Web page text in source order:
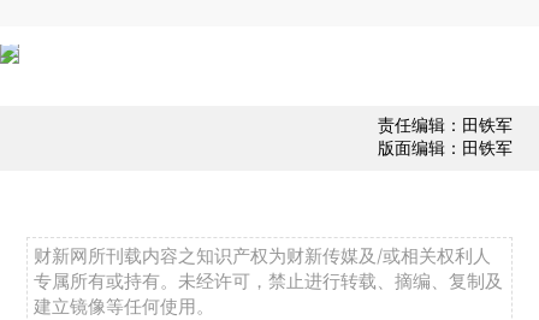
责任编辑：田铁军
版面编辑：田铁军
财新网所刊载内容之知识产权为财新传媒及/或相关权利人
专属所有或持有。未经许可，禁止进行转载、摘编、复制及
建立镜像等任何使用。